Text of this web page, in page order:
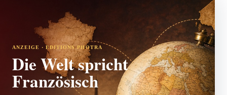
ANZEIGE · EDITIONS PHOTRA
Die Welt spricht
Französisch